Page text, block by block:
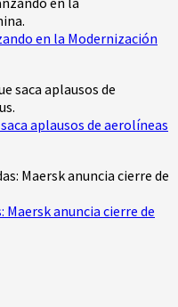
en la Modernización
aplausos de aerolíneas
Maersk anuncia cierre de